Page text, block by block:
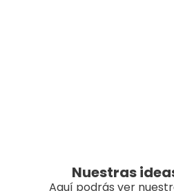
Nuestras
Aquí podrás ver